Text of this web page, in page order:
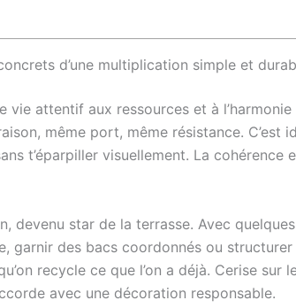
d’une multiplication simple et
vie attentif aux ressources et à l’harmonie
même port, même résistance.
t’éparpiller visuellement. La
devenu star de la terrasse. Avec
garnir des bacs coordonnés ou
recycle ce que l’on a déjà. Cerise sur
avec une décoration responsable.